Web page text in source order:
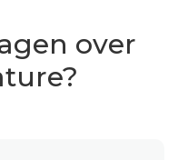
over